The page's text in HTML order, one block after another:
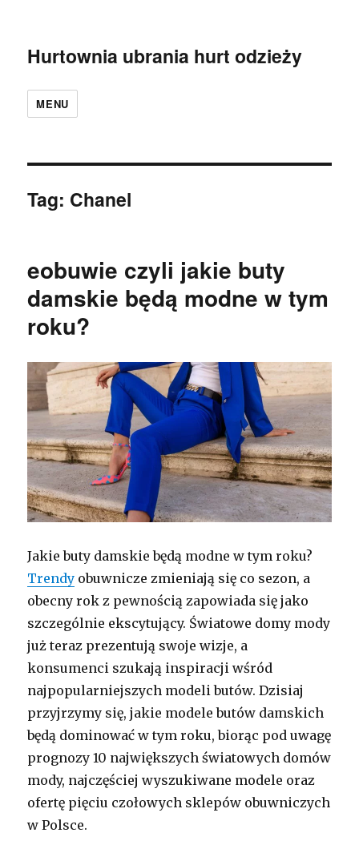
Hurtownia ubrania hurt odzieży
MENU
Tag: Chanel
eobuwie czyli jakie buty
damskie będą modne w tym
roku?
Jakie buty damskie będą modne w tym roku?
Trendy obuwnicze zmieniają się co sezon, a
obecny rok z pewnością zapowiada się jako
szczególnie ekscytujący. Światowe domy mody
już teraz prezentują swoje wizje, a
konsumenci szukają inspiracji wśród
najpopularniejszych modeli butów. Dzisiaj
przyjrzymy się, jakie modele butów damskich
będą dominować w tym roku, biorąc pod uwagę
prognozy 10 największych światowych domów
mody, najczęściej wyszukiwane modele oraz
ofertę pięciu czołowych sklepów obuwniczych
w Polsce.